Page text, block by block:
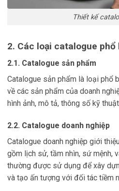
Thiết kế
2. Các loại catalogue phổ
2.1. Catalogue sản phẩm
Catalogue sản phẩm là loại phổ
về các sản phẩm của doanh
hình ảnh, mô tả, thông số kỹ
2.2. Catalogue doanh nghiệp
Catalogue doanh nghiệp giới
gồm lịch sử, tầm nhìn, sứ mệnh,
thường được sử dụng để xây
và tạo ấn tượng với đối tác tiềm